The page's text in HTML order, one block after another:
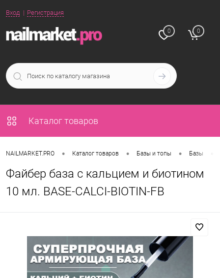
Вход Регистрация
0 0
Каталог товаров
NAILMARKET.PRO • Каталог товаров • Базы и топы • Базы
Файбер база с кальцием и биотином
10 мл. BASE-CALCI-BIOTIN-FB